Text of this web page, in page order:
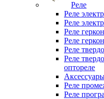
Реле
Реле
Реле
Реле
Реле
Реле
Реле
оптореле
Реле
Реле